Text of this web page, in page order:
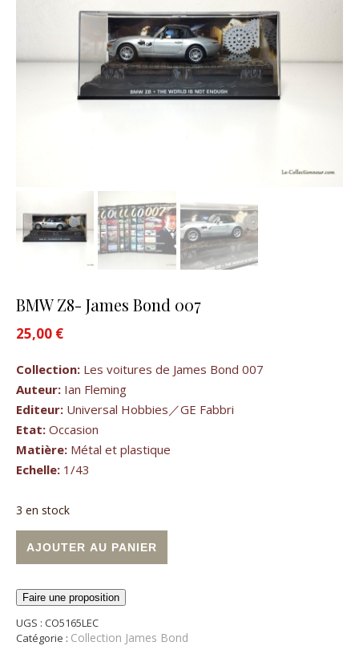
BMW Z8- James Bond 007
25,00 €
Collection: Les voitures de James Bond 007
Auteur: Ian Fleming
Editeur: Universal Hobbies／GE Fabbri
Etat: Occasion
Matière: Métal et plastique
Echelle: 1/43
3 en stock
quantité de BMW Z8- James Bond 007
AJOUTER AU PANIER
Faire une proposition
UGS : CO5165LEC
Catégorie : Collection James Bond